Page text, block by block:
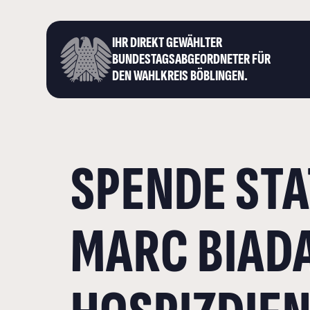
IHR DIREKT GEWÄHLTER
BUNDESTAGS­ABGEORDNETER FÜR
DEN WAHLKREIS BÖBLINGEN.
SPENDE
MARC